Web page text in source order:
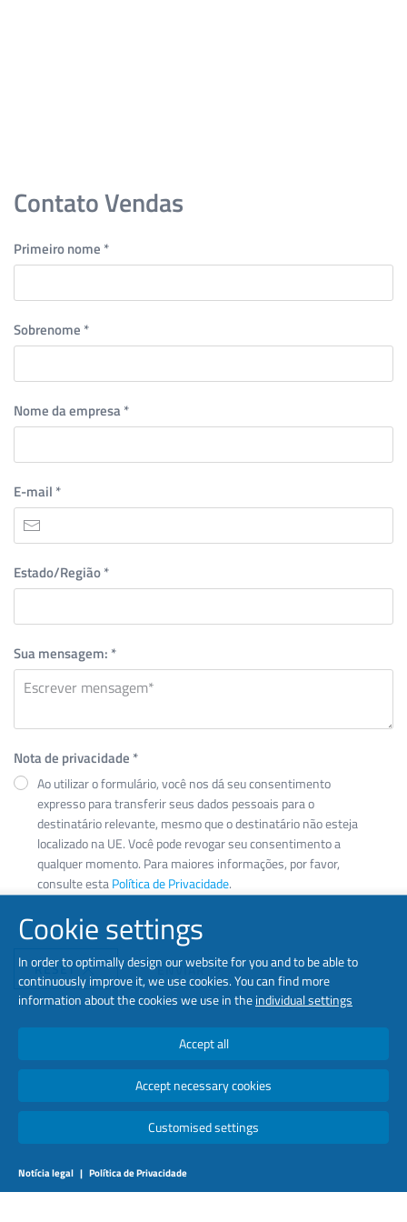
Contato Vendas
Primeiro nome *
Sobrenome *
Nome da empresa*
E-mail *
Estado/Região*
Sua mensagem: *
Nota de privacidade *
Ao utilizar o formulário, você nos dá seu consentimento
expresso para transferir seus dados pessoais para o
destinatário relevante, mesmo que o destinatário não esteja
localizado na UE. Você pode revogar seu consentimento a
qualquer momento. Para maiores informações, por favor,
consulte estaPolítica de Privacidade.
RESET ENVIAR
Cookie settings
In order to optimally design our website for you and to be able to
continuously improve it, we use cookies. You can find more
information about the cookies we use in theindividual settings
Accept all
Accept necessary cookies
Notícia legal | Política de Privacidade
Customised settings